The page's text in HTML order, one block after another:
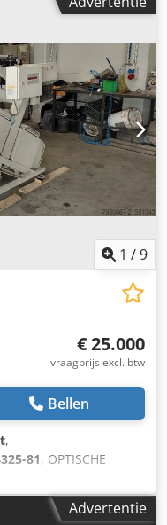
en verticale
(ENERPACK
M5A - Materiaal:
AISI 316 -
3 PK
1 /9
€ 25.000
vraagprijs excl. btw
Bellen
,
81, OPTISCHE
-
Bouwjaar: 2007
optische machine voor
Advertentie